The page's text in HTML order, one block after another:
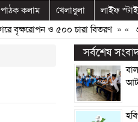
পাঠক কলাম খেলাধুলা লাইফ
ও ৫০০ চারা বিতরণ» «
সর্বশেষ